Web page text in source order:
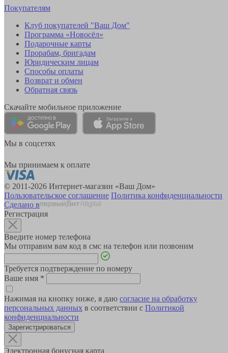
Покупателям
Клуб покупателей "Ваш Дом"
Программа «Новосёл»
Подарочные карты
Прорабам, бригадам
Юридическим лицам
Способы оплаты
Возврат и обмен
Обратная связь
Скачайте мобильное приложение
Мы в соцсетях
Мы принимаем к оплате
© 2011-2026 Интернет-магазин «Ваш Дом»
Пользовательское соглашение Политика конфиденциальности
Сделано в
Регистрация
Введите номер телефона
Мы отправим вам код в смс на телефон или позвоним
Требуется подтверждение по номеру
Ваше имя *
Нажимая на кнопку ниже, я даю согласие на обработку
персональных данных в соответствии с Политикой
конфиденциальности
Зарегистрироваться
Электронная бонусная карта